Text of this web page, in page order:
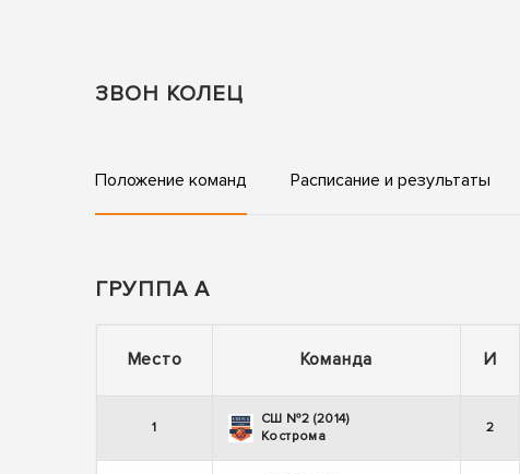
ЗВОН КОЛЕЦ
Положение команд Расписание и результаты
ГРУППА А
Место Команда И
1
СШ №2 (2014)
Кострома
2